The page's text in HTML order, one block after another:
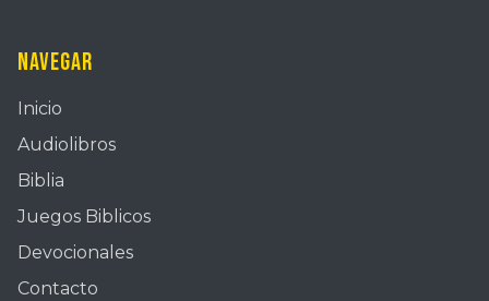
Navegar
Inicio
Audiolibros
Biblia
Juegos Biblicos
Devocionales
Contacto